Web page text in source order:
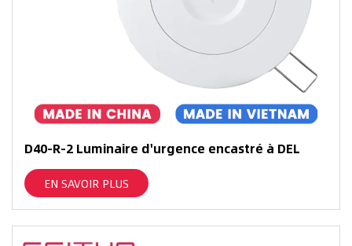
D40-R-2 Luminaire d'urgence encastré à DEL
EN SAVOIR PLUS